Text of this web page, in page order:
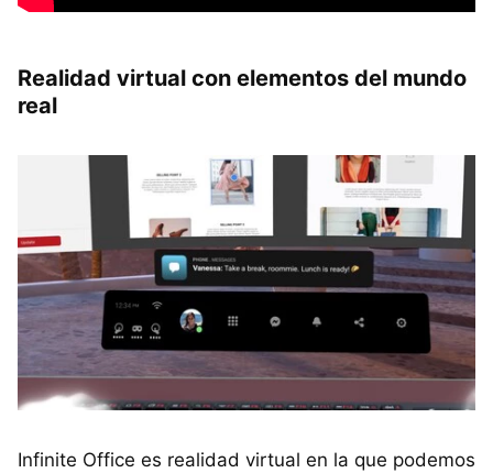
Realidad virtual con elementos del mundo
real
Infinite Office es realidad virtual en la que podemos